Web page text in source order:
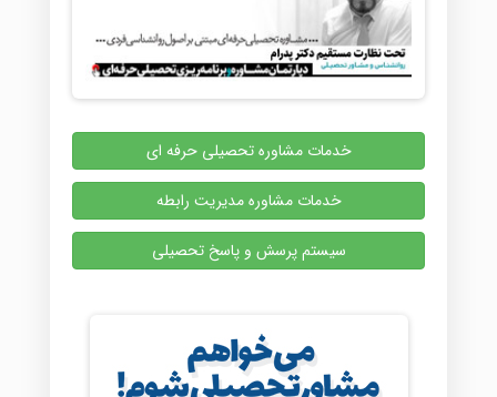
خدمات مشاوره تحصیلی حرفه ای
خدمات مشاوره مدیریت رابطه
سیستم پرسش و پاسخ تحصیلی